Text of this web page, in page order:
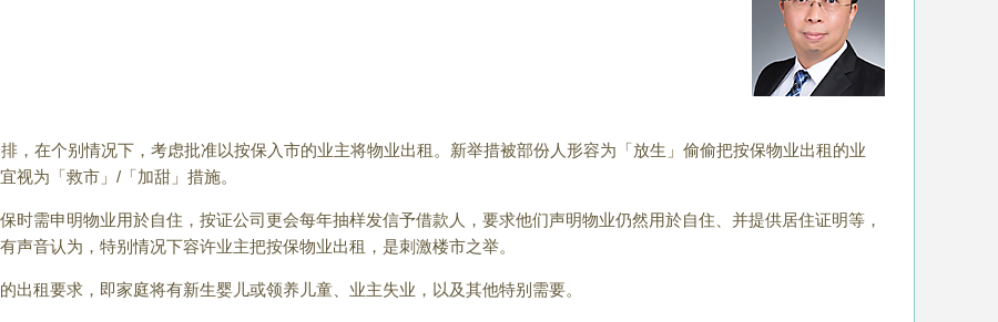
，在个别情况下，考虑批准以按保入市的业主将物业出租。新举措被部份人形容为「放生」偷偷把按保物业出租的业
视为「救市」/「加甜」措施。
时需申明物业用於自住，按证公司更会每年抽样发信予借款人，要求他们声明物业仍然用於自住、并提供居住证明等，
音认为，特别情况下容许业主把按保物业出租，是刺激楼市之举。
出租要求，即家庭将有新生婴儿或领养儿童、业主失业，以及其他特别需要。